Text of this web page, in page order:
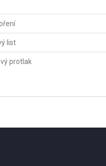
list
protlak